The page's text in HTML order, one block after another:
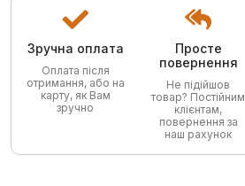
Зручна оплата
Оплата після
отримання, або на
карту, як Вам
зручно
Просте
повернення
Не підійшов
товар? Постійним
клієнтам,
повернення за
наш рахунок